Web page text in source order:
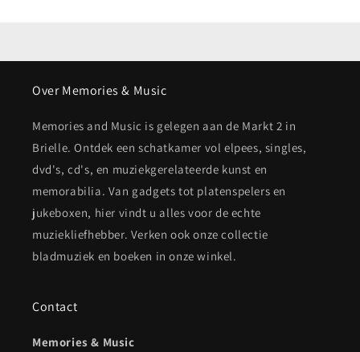
Over Memories & Music
Memories and Music is gelegen aan de Markt 2 in
Brielle. Ontdek een schatkamer vol elpees, singles,
dvd's, cd's, en muziekgerelateerde kunst en
memorabilia. Van gadgets tot platenspelers en
jukeboxen, hier vindt u alles voor de echte
muziekliefhebber. Verken ook onze collectie
bladmuziek en boeken in onze winkel.
Contact
Memories & Music